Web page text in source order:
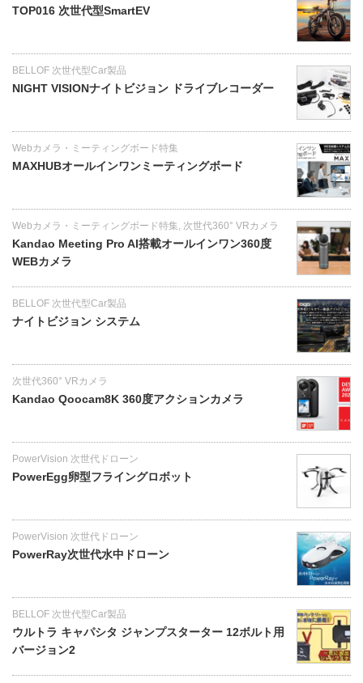
TOP016 次世代型SmartEV
BELLOF 次世代型Car製品
NIGHT VISIONナイトビジョン ドライブレコーダー
Webカメラ・ミーティングボード特集
MAXHUBオールインワンミーティングボード
Webカメラ・ミーティングボード特集 次世代360° VRカメラ
Kandao Meeting Pro AI搭載オールインワン360度
WEBカメラ
BELLOF 次世代型Car製品
ナイトビジョン システム
次世代360° VRカメラ
Kandao Qoocam8K 360度アクションカメラ
PowerVision 次世代ドローン
PowerEgg卵型フライングロボット
PowerVision 次世代ドローン
PowerRay次世代水中ドローン
BELLOF 次世代型Car製品
ウルトラ キャパシタ ジャンプスターター 12ボルト用
バージョン2